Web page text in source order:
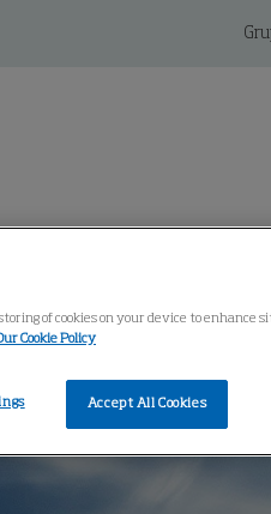
of cookies on your device to enhance
Cookie Policy
Accept All Cookies